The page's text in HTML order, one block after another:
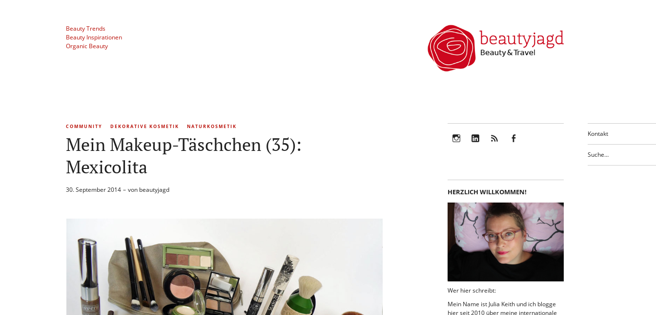
Kontakt
Beauty Trends
Beauty Inspirationen
Organic Beauty
COMMUNITY DEKORATIVE KOSMETIK NATURKOSMETIK
Mein Makeup-Täschchen (35):
Mexicolita
30. September 2014 von beautyjagd HERZLICH WILLKOMMEN!
Wer hier schreibt:
Mein Name ist Julia Keith und ich blogge
hier seit 2010 über meine internationale